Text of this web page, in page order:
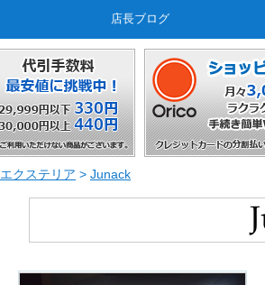
店長ブログ
エクステリア > Junack